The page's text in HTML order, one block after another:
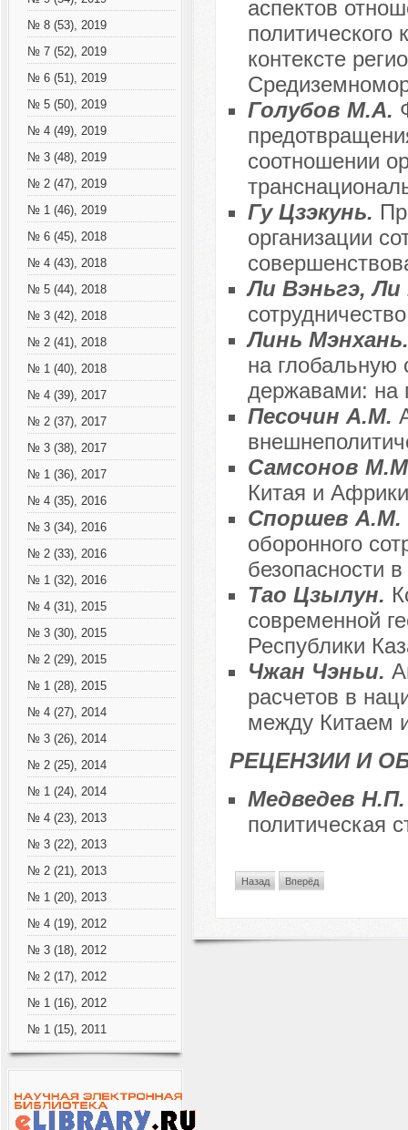
№ 8 (53), 2019
№ 7 (52), 2019
№ 6 (51), 2019
№ 5 (50), 2019
№ 4 (49), 2019
№ 3 (48), 2019
№ 2 (47), 2019
№ 1 (46), 2019
№ 6 (45), 2018
№ 4 (43), 2018
№ 5 (44), 2018
№ 3 (42), 2018
№ 2 (41), 2018
№ 1 (40), 2018
№ 4 (39), 2017
№ 2 (37), 2017
№ 3 (38), 2017
№ 1 (36), 2017
№ 4 (35), 2016
№ 3 (34), 2016
№ 2 (33), 2016
№ 1 (32), 2016
№ 4 (31), 2015
№ 3 (30), 2015
№ 2 (29), 2015
№ 1 (28), 2015
№ 4 (27), 2014
№ 3 (26), 2014
№ 2 (25), 2014
№ 1 (24), 2014
№ 4 (23), 2013
№ 3 (22), 2013
№ 2 (21), 2013
№ 1 (20), 2013
№ 4 (19), 2012
№ 3 (18), 2012
№ 2 (17), 2012
№ 1 (16), 2012
№ 1 (15), 2011
аспектов
контексте
Голубов М.А.
соотношении
Гу Цзэкунь.
организации
Ли Вэньгэ,
Линь
на
державами: на
Песочин А.М.
Самсонов
Китая и
Споршев А.М.
оборонного
безопасности
Тао Цзылун.
современной
Республики
Чжан Чэньи.
расчетов в
между Китаем
РЕЦЕНЗИИ И
Медведев
политическая
Назад Вперёд